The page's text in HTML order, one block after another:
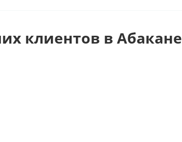
клиентов в Абакане